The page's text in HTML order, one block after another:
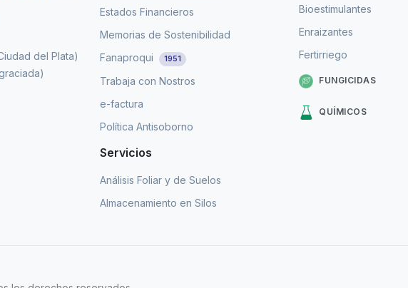
del Plata)
Estados Financieros
Memorias de Sostenibilidad
Fanaproqui
1951
Trabaja con Nostros
e-factura
Política Antisoborno
Servicios
Análisis Foliar y de Suelos
Almacenamiento en Silos
Bioestimulantes
Enraizantes
Fertirriego
FUNGICIDAS
QUÍMICOS